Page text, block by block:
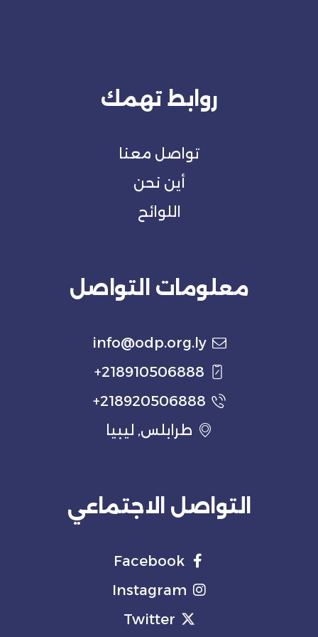
روابط تهمك
تواصل معنا
أين نحن
اللوائح
معلومات التواصل
info@odp.org.ly
218910506888+
218920506888+
طرابلس, ليبيا
التواصل الاجتماعي
Facebook
Instagram
Twitter